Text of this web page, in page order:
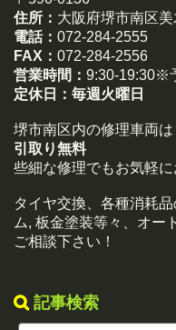
住所： 大阪府堺市南区
電話： 072-284-2555
FAX： 072-284-2556
営業時間： 9:30-19:30※
定休日： 毎週火曜日
堺市南区内の修理車両は
引取り無料
些細な修理でもお気軽
タイヤ交換、各種消耗
ム, 板金塗装等々、オー
ご相談下さい！
記事検索